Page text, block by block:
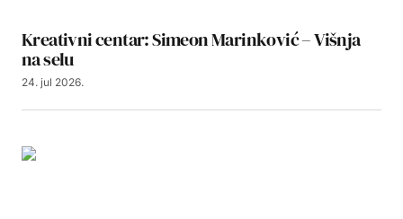
Kreativni centar: Simeon Marinković – Višnja
na selu
24. jul 2026.